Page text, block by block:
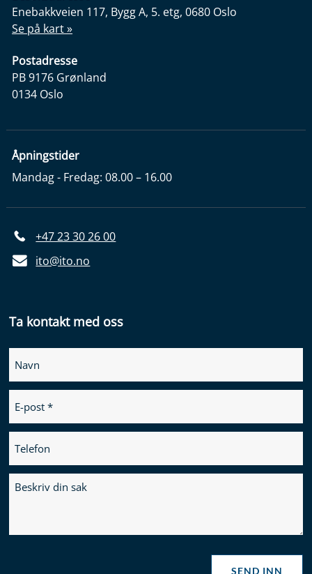
Enebakkveien 117, Bygg A, 5. etg, 0680 Oslo
Se på kart »
Postadresse
PB 9176 Grønland
0134 Oslo
Åpningstider
Mandag - Fredag: 08.00 – 16.00
+47 23 30 26 00
ito@ito.no
Ta kontakt med oss